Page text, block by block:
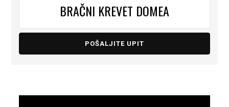
BRAČNI KREVET DOMEA
POŠALJITE UPIT